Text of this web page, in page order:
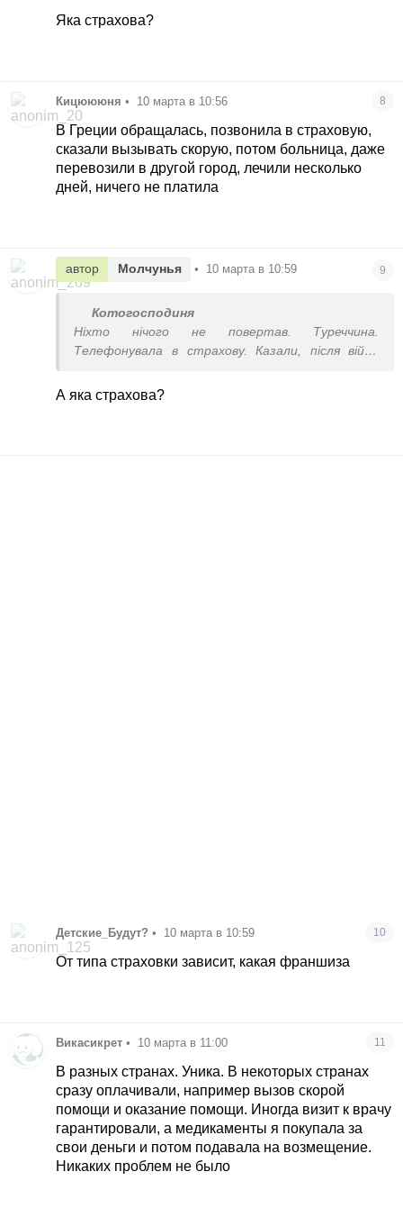
Яка страхова?
Кицюююня • 10 марта в 10:56 8
В Греции обращалась, позвонила в страховую,
сказали вызывать скорую, потом больница, даже
перевозили в другой город, лечили несколько
дней, ничего не платила
автор Молчунья • 10 марта в 10:59 9
Котогосподиня
Ніхто нічого не повертав. Туреччина.
Телефонувала в страхову. Казали, після війни
А яка страхова?
Детские_Будут? • 10 марта в 10:59 10
От типа страховки зависит, какая франшиза
Викасикрет • 10 марта в 11:00 11
В разных странах. Уника. В некоторых странах
сразу оплачивали, например вызов скорой
помощи и оказание помощи. Иногда визит к врачу
гарантировали, а медикаменты я покупала за
свои деньги и потом подавала на возмещение.
Никаких проблем не было